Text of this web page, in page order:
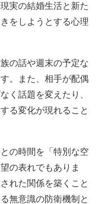
実の結婚生活と新た
をしようとする心理
の話や週末の予定な
。また、相手が配偶
く話題を変えたり、
る変化が現れること
の時間を「特別な空
の表れでもありま
れた関係を築くこと
無意識の防衛機制と